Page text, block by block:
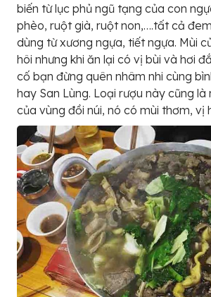
biến từ lục phủ ngũ tạng của con
phèo, ruột già, ruột non,….tất cả
dùng từ xương ngựa, tiết ngựa. Mùi
hôi nhưng khi ăn lại có vị bùi và hơi
cố bạn đừng quên nhâm nhi cùng
hay San Lùng. Loại rượu này cũng
của vùng đồi núi, nó có mùi thơm, vị